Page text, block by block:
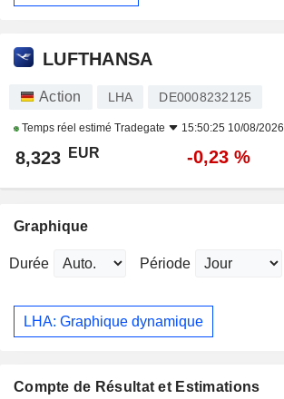
LUFTHANSA
Action LHA DE0008232125
Temps réel estimé Tradegate 15:50:25 10/08/2026
8,323 EUR -0,23 %
Graphique
Durée Période
LHA: Graphique dynamique
Compte de Résultat et Estimations